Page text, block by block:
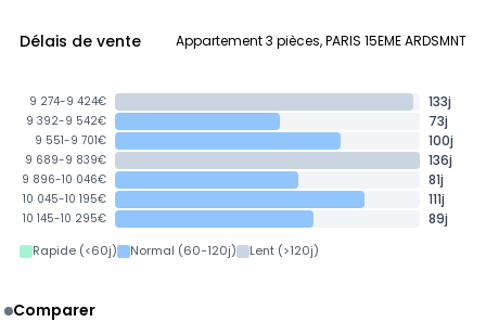
Délais de vente Appartement 3 pièces, PARIS 15EME ARDSMNT
9 274-9 424€ 133j
9 392-9 542€ 73j
9 551-9 701€ 100j
9 689-9 839€ 136j
9 896-10 046€ 81j
10 045-10 195€ 111j
10 145-10 295€ 89j
Rapide (<60j) Normal (60-120j) Lent (>120j)
Comparer